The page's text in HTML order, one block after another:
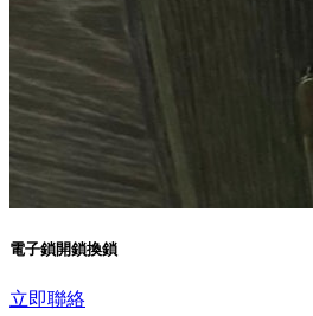
電子鎖開鎖換鎖
立即聯絡